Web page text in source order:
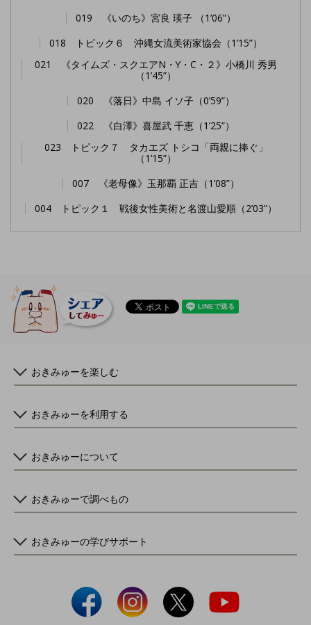
019 《いのち》宮良 瑛子 （1’06”）
018 トピック６ 沖縄女流美術家協会（1’15”）
021 《タイムズ・スクエアN・Y・C・２》小橋川 秀男
（1’45”）
020 《落日》中島 イソ子（0’59”）
022 《白澤》喜屋武 千恵（1’25”）
023 トピック７ タカエズ トシコ「両親に捧ぐ」
（1’15”）
007 《老母像》玉那覇 正吉（1’08”）
004 トピック１ 戦後女性美術と名渡山愛順（2’03”）
おきみゅーを楽しむ
おきみゅーを利用する
おきみゅーについて
おきみゅーで調べもの
おきみゅーの学びサポート